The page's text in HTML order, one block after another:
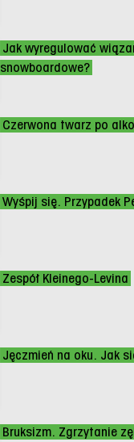
Jak wyregulować
snowboardowe?
Czerwona twarz po
Wyśpij się. Przypadek
Zespół Kleinego-Levina
Jęczmień na oku. Jak
Bruksizm. Zgrzytanie